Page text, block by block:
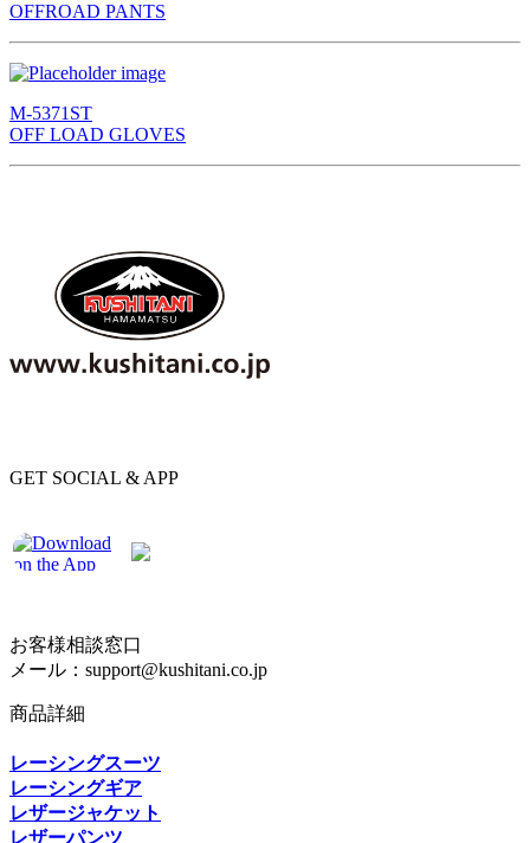
OFFROAD PANTS
M-5371ST
OFF LOAD GLOVES
GET SOCIAL & APP
お客様相談窓口
メール：support@kushitani.co.jp
商品詳細
レーシングスーツ
レーシングギア
レザージャケット
レザーパンツ